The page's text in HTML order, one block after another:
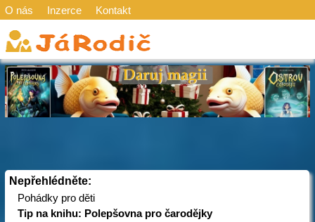
O nás Inzerce Kontakt
Nepřehlédněte:
Pohádky pro děti
Tip na knihu: Polepšovna pro čarodějky